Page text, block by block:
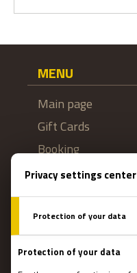
MENU
Main page
Gift Cards
Booking
How Does It Work?
Escape Rooms
Team Building
Blog